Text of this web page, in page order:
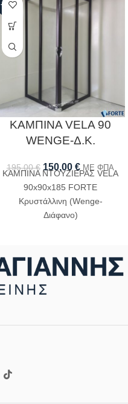
-23%
ΚΑΜΠΙΝΑ VELA 90
WENGE-Δ.Κ.
195,00€ 150,00 € ΜΕ ΦΠΑ
ΚΑΜΠΙΝΑ ΝΤΟΥΖΙΕΡΑΣ VELA
90x90x185 FORTE
Κρυστάλλινη (Wenge-
Διάφανο)